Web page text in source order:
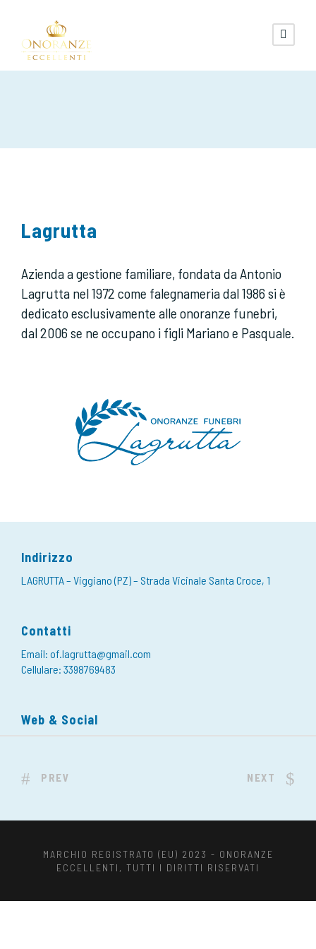
Lagrutta
Azienda a gestione familiare, fondata da Antonio
Lagrutta nel 1972 come falegnameria dal 1986 si è
dedicato esclusivamente alle onoranze funebri,
dal 2006 se ne occupano i figli Mariano e Pasquale.
Indirizzo
LAGRUTTA – Viggiano (PZ) – Strada Vicinale Santa Croce, 1
Contatti
Email: of.lagrutta@gmail.com
Cellulare: 3398769483
Web & Social
PREV NEXT
MARCHIO REGISTRATO (EU) 2023 - ONORANZE
ECCELLENTI, TUTTI I DIRITTI RISERVATI